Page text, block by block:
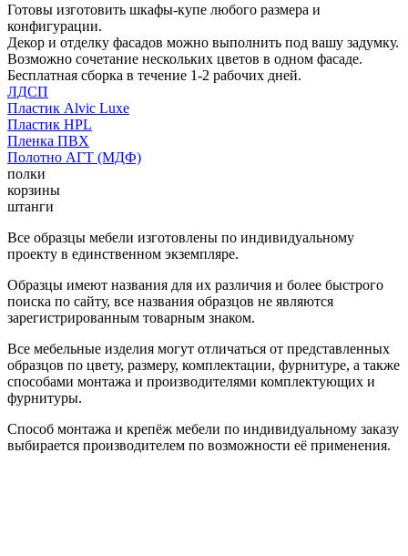
Готовы изготовить шкафы-купе любого размера и
конфигурации.
Декор и отделку фасадов можно выполнить под вашу задумку.
Возможно сочетание нескольких цветов в одном фасаде.
Бесплатная сборка в течение 1-2 рабочих дней.
ЛДСП
Пластик Alvic Luxe
Пластик HPL
Пленка ПВХ
Полотно АГТ (МДФ)
полки
корзины
штанги
Все образцы мебели изготовлены по индивидуальному
проекту в единственном экземпляре.
Образцы имеют названия для их различия и более быстрого
поиска по сайту, все названия образцов не являются
зарегистрированным товарным знаком.
Все мебельные изделия могут отличаться от представленных
образцов по цвету, размеру, комплектации, фурнитуре, а также
способами монтажа и производителями комплектующих и
фурнитуры.
Способ монтажа и крепёж мебели по индивидуальному заказу
выбирается производителем по возможности её применения.